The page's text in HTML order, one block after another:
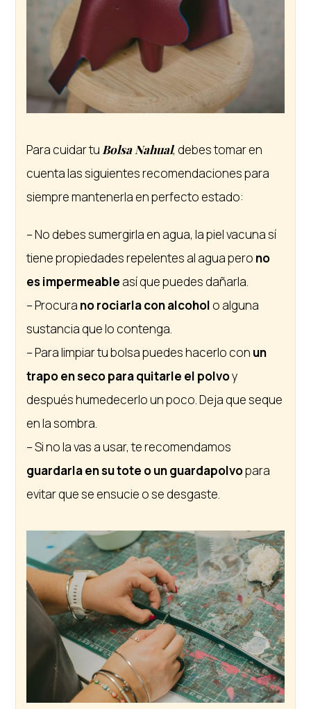
Para cuidar tuBolsa Nahual, debes tomar en
cuenta las siguientes recomendaciones para
siempre mantenerla en perfecto estado:
– No debes sumergirla en agua, la piel vacuna sí
tiene propiedades repelentes al agua pero no
es impermeable así que puedes dañarla.
– Procura no rociarla con alcohol o alguna
sustancia que lo contenga.
– Para limpiar tu bolsa puedes hacerlo con un
trapo en seco para quitarle el polvoy
después humedecerlo un poco. Deja que seque
en la sombra.
– Si no la vas a usar, te recomendamos
guardarla en su tote o un guardapolvopara
evitar que se ensucie o se desgaste.